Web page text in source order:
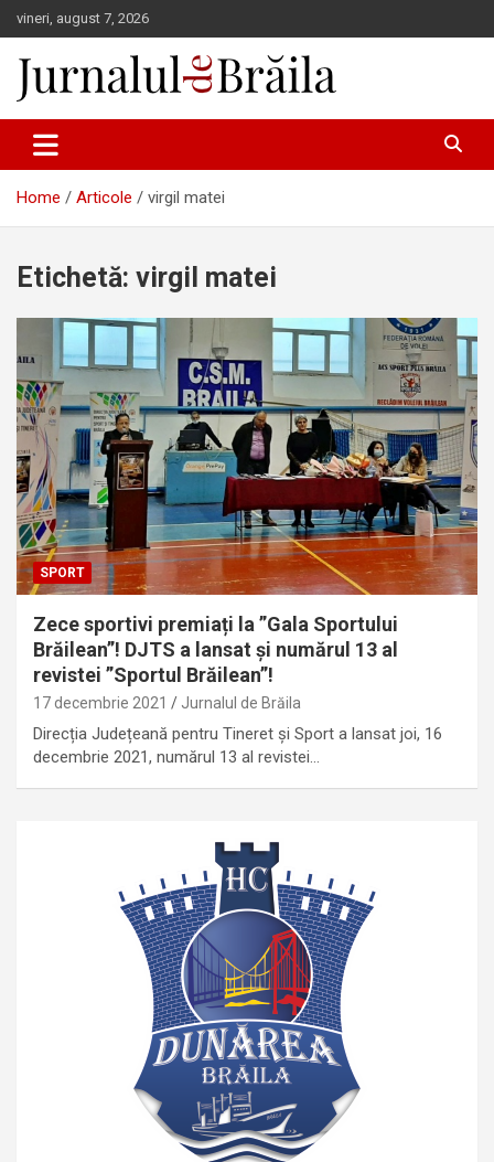
Skip
to
content
vineri, august 7, 2026
Jurnalul de Brăila
Home Articole virgil matei
Etichetă: virgil matei
SPORT
Zece sportivi premiați la ”Gala Sportului
Brăilean”! DJTS a lansat și numărul 13 al
revistei ”Sportul Brăilean”!
17 decembrie 2021 Jurnalul de Brăila
Direcția Județeană pentru Tineret și Sport a lansat joi, 16
decembrie 2021, numărul 13 al revistei…